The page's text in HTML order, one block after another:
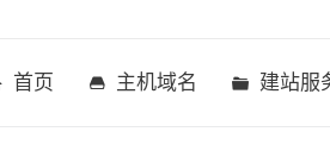
首页 主机域名 建站服